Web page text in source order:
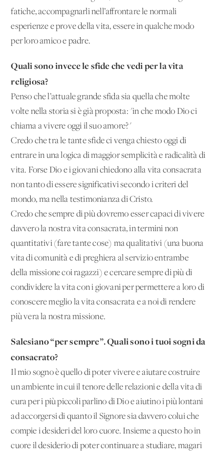
fatiche, accompagnarli nell’affrontare le normali
esperienze e prove della vita, essere in qualche modo
per loro amico e padre.
Quali sono invece le sfide che vedi per la vita
religiosa?
Penso che l’attuale grande sfida sia quella che molte
volte nella storia si è già proposta: "in che modo Dio ci
chiama a vivere oggi il suo amore?"
Credo che tra le tante sfide ci venga chiesto oggi di
entrare in una logica di maggior semplicità e radicalità di
vita. Forse Dio e i giovani chiedono alla vita consacrata
non tanto di essere significativi secondo i criteri del
mondo, ma nella testimonianza di Cristo.
Credo che sempre di più dovremo esser capaci di vivere
davvero la nostra vita consacrata, in termini non
quantitativi (fare tante cose) ma qualitativi (una buona
vita di comunità e di preghiera al servizio entrambe
della missione coi ragazzi) e cercare sempre di più di
condividere la vita con i giovani per permettere a loro di
conoscere meglio la vita consacrata e a noi di rendere
più vera la nostra missione.
Salesiano “per sempre”. Quali sono i tuoi sogni da
consacrato?
Il mio sogno è quello di poter vivere e aiutare costruire
un ambiente in cui il tenore delle relazioni e della vita di
cura per i più piccoli parlino di Dio e aiutino i più lontani
ad accorgersi di quanto il Signore sia davvero colui che
compie i desideri del loro cuore. Insieme a questo ho in
cuore il desiderio di poter continuare a studiare, magari